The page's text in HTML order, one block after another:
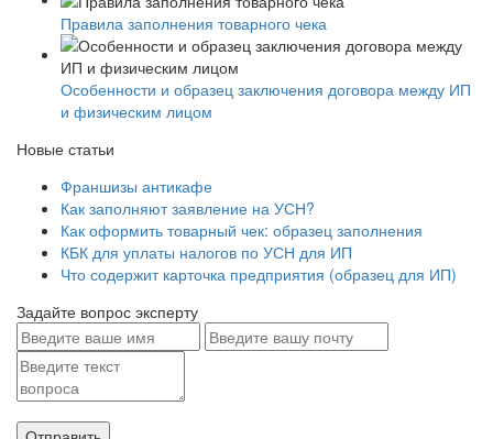
Правила заполнения товарного чека
Особенности и образец заключения договора между ИП
и физическим лицом
Новые статьи
Франшизы антикафе
Как заполняют заявление на УСН?
Как оформить товарный чек: образец заполнения
КБК для уплаты налогов по УСН для ИП
Что содержит карточка предприятия (образец для ИП)
Задайте вопрос эксперту